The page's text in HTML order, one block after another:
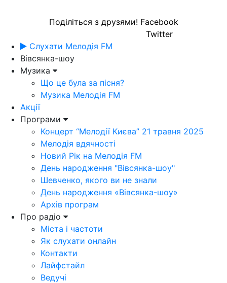
Поділіться з друзями! Facebook
Twitter
Слухати Мелодія FM
Вівсянка-шоу
Музика
Що це була за пісня?
Музика Мелодія FM
Акції
Програми
Концерт “Мелодії Києва” 21 травня 2025
Мелодія вдячності
Новий Рік на Мелодія FM
День народження "Вівсянка-шоу"
Шевченко, якого ви не знали
День народження «Вівсянка-шоу»
Архів програм
Про радіо
Міста і частоти
Як слухати онлайн
Контакти
Лайфстайл
Ведучі